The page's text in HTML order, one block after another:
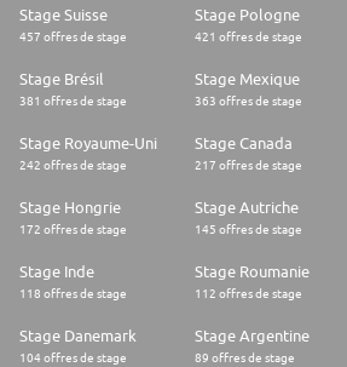
Stage Suisse
457 offres de stage
Stage Pologne
421 offres de stage
Stage Brésil
381 offres de stage
Stage Mexique
363 offres de stage
Stage Royaume-Uni
242 offres de stage
Stage Canada
217 offres de stage
Stage Hongrie
172 offres de stage
Stage Autriche
145 offres de stage
Stage Inde
118 offres de stage
Stage Roumanie
112 offres de stage
Stage Danemark
104 offres de stage
Stage Argentine
89 offres de stage